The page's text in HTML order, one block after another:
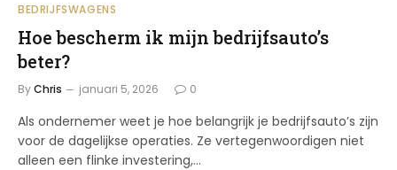
BEDRIJFSWAGENS
Hoe bescherm ik mijn bedrijfsauto’s
beter?
ByChris januari 5, 2026 0
Als ondernemer weet je hoe belangrijk je bedrijfsauto’s zijn
voor de dagelijkse operaties. Ze vertegenwoordigen niet
alleen een flinke investering,…